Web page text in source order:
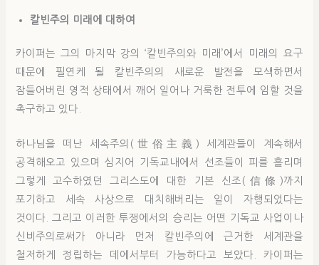
칼빈주의 미래에 대하여
카이퍼는 그의 마지막 강의 ‘칼빈주의와 미래’에서 미래의 요구
때문에 필연케 될 칼빈주의의 새로운 발전을 모색하면서
잠들어버린 영적 상태에서 깨어 일어나 거룩한 전투에 임할 것을
촉구하고 있다.
하나님을 떠난 세속주의(世俗主義) 세계관들이 계속해서
공격해오고 있으며 심지어 기독교내에서 선조들이 피를 흘리며
그렇게 고수하였던 그리스도에 대한 기본 신조(信條)까지
포기하고 세속 사상으로 대치해버리는 일이 자행되었다는
것이다. 그리고 이러한 투쟁에서의 승리는 어떤 기독교 사업이나
신비주의로써가 아니라 먼저 칼빈주의에 근거한 세계관을
철저하게 정립하는 데에서부터 가능하다고 보았다. 카이퍼는